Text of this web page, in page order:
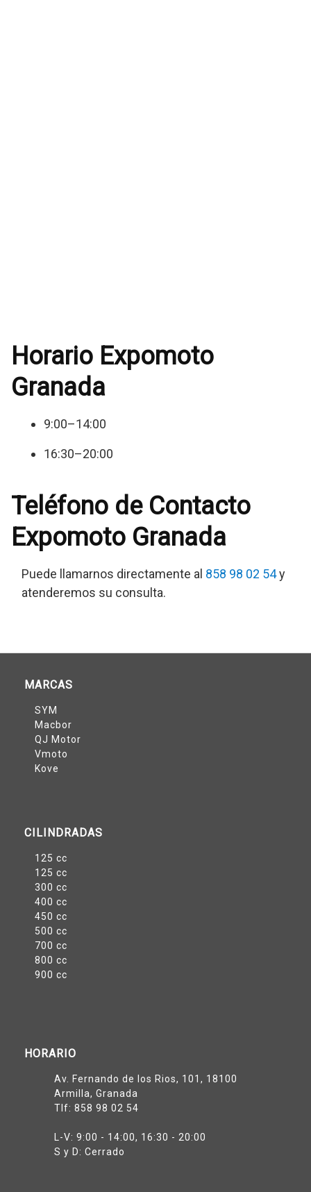
Horario Expomoto
Granada
9:00–14:00
16:30–20:00
Teléfono de Contacto
Expomoto Granada
Puede llamarnos directamente al 858 98 02 54y
atenderemos su consulta.
MARCAS
SYM
Macbor
QJ Motor
Vmoto
Kove
CILINDRADAS
125 cc
125 cc
300 cc
400 cc
450 cc
500 cc
700 cc
800 cc
900 cc
HORARIO
Av. Fernando de los Rios, 101, 18100
Armilla, Granada
Tlf: 858 98 02 54
L-V: 9:00 - 14:00, 16:30 - 20:00
S y D: Cerrado